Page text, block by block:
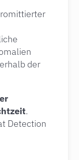
der
.
Detection